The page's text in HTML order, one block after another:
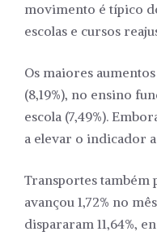
movimento é típico
escolas e cursos
Os maiores
(8,19%), no ensino
escola (7,49%).
a elevar o indicador
Transportes também
avançou 1,72% no
dispararam 11,64%,